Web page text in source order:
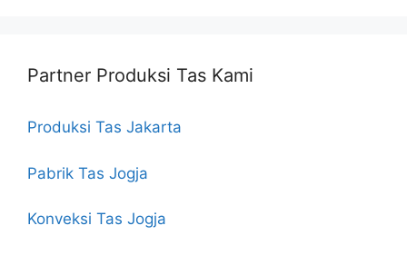
Partner Produksi Tas Kami
Produksi Tas Jakarta
Pabrik Tas Jogja
Konveksi Tas Jogja